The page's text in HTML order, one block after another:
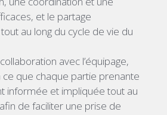
et le partage
au long du cycle de vie du
avec l’équipage,
ce que chaque partie prenante
informée et impliquée tout au
de faciliter une prise de